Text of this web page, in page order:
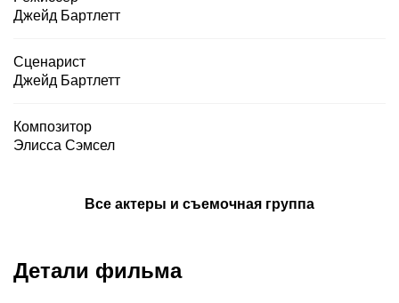
Джейд Бартлетт
Сценарист
Джейд Бартлетт
Композитор
Элисса Сэмсел
Все актеры и съемочная группа
Детали фильма